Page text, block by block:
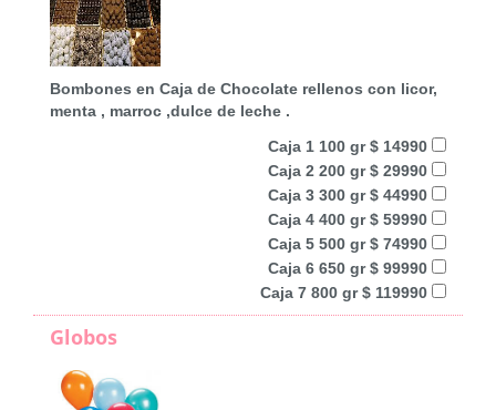
Bombones en Caja de Chocolate rellenos con licor,
menta , marroc ,dulce de leche .
Caja 1 100 gr $ 14990
Caja 2 200 gr $ 29990
Caja 3 300 gr $ 44990
Caja 4 400 gr $ 59990
Caja 5 500 gr $ 74990
Caja 6 650 gr $ 99990
Caja 7 800 gr $ 119990
Globos